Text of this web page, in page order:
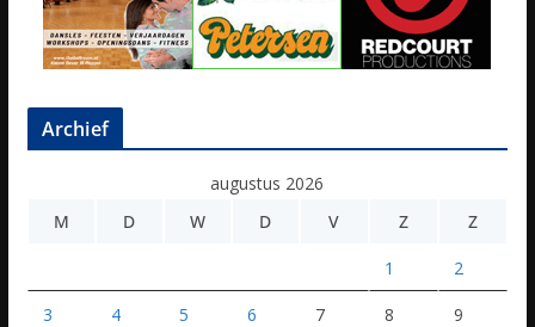
Archief
augustus 2026
M
D W D V Z Z
1 2
3 4 5 6 7 8 9